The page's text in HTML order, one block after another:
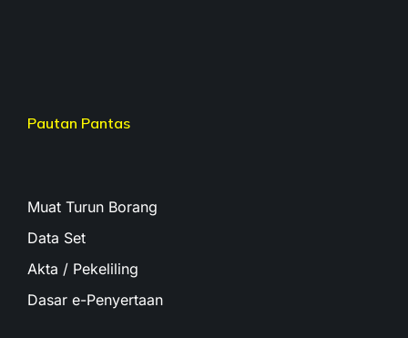
Pautan Pantas
Muat Turun Borang
Data Set
Akta / Pekeliling
Dasar e-Penyertaan